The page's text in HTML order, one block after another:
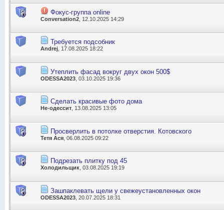
Фокус-группа online
Conversation2 , 12.10.2025 14:29
Требуется подсобник
Andrej , 17.08.2025 18:22
Утеплить фасад вокруг двух окон 500$
ODESSA2023 , 03.10.2025 19:36
Сделать красивые фото дома
Не-одессит , 13.08.2025 13:05
Просверлить в потолке отверстия. Котовского
Тетя Ася , 06.08.2025 09:22
Подрезать плитку под 45
Холодильщик , 03.08.2025 19:19
Зашпаклевать щели у свежеустановленных окон
ODESSA2023 , 20.07.2025 18:31